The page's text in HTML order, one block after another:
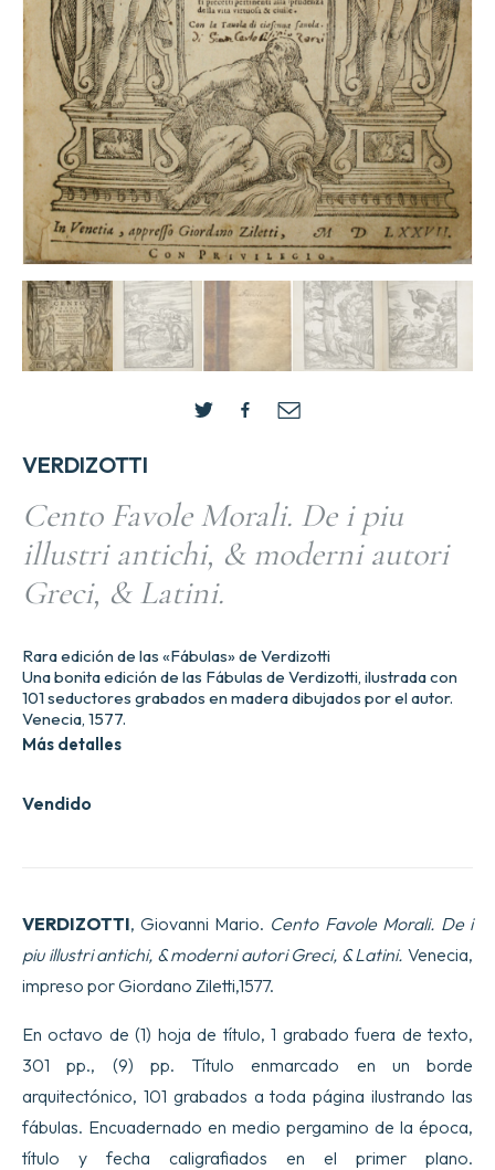
VERDIZOTTI
Cento Favole Morali. De i piu
illustri antichi, & moderni autori
Greci, & Latini.
Vendido
Rara edición de las «Fábulas» de Verdizotti
Una bonita edición de las Fábulas de Verdizotti, ilustrada con
101 seductores grabados en madera dibujados por el autor.
Venecia, 1577.
Más detalles
VERDIZOTTI, Giovanni Mario. Cento Favole Morali. De i
piu illustri antichi, & moderni autori Greci, & Latini. Venecia,
impreso por Giordano Ziletti,1577.
En octavo de (1) hoja de título, 1 grabado fuera de texto,
301 pp., (9) pp. Título enmarcado en un borde
arquitectónico, 101 grabados a toda página ilustrando las
fábulas. Encuadernado en medio pergamino de la época,
título y fecha caligrafiados en el primer plano.